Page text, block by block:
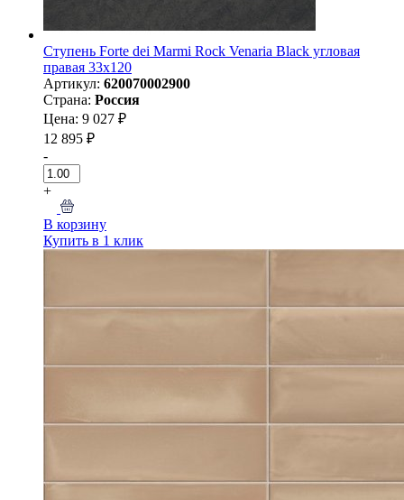
Ступень Forte dei Marmi Rock Venaria Black угловая
правая 33x120
Артикул: 620070002900
Страна: Россия
Цена: 9 027 ₽
12 895 ₽
-
+
В корзину
Купить в 1 клик